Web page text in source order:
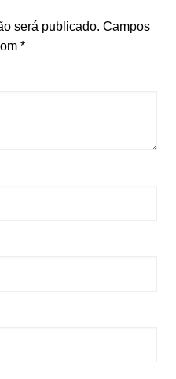
será publicado. Campos
*